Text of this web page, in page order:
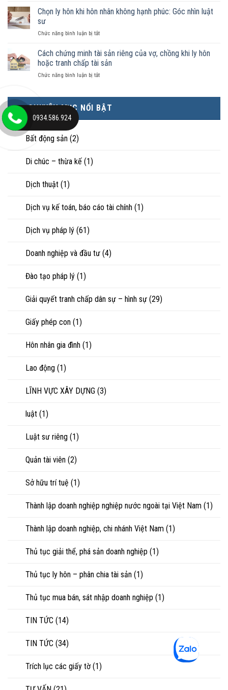
được
công
là
hôn
đăng
hôn
tài
sản
như
nào?
phải
điều
kinh
tế
hơn
trực
tiếp
nuôi
Chọn ly hôn khi hôn nhân không hạnh phúc: Góc nhìn luật
sư
Chức năng bình luận bị tắtở
ly
hôn
khi
hôn
hạnh
phúc:
Góc
Cách chứng minh tài sản riêng của vợ, chồng khi ly hôn
hoặc tranh chấp tài sản
Chức năng bình luận bị tắtở
tài
chấp
CHUYÊN MỤC NỔI BẬT
Bất động sản (2)
Di chúc – thừa kế (1)
Dịch thuật (1)
Dịch vụ kế toán, báo cáo tài chính (1)
Dịch vụ pháp lý (61)
Doanh nghiệp và đầu tư (4)
Đào tạo pháp lý (1)
Giải quyết tranh chấp dân sự – hình sự (29)
Giấy phép con (1)
Hôn nhân gia đình (1)
Lao động (1)
LĨNH VỰC XÂY DỰNG (3)
luật (1)
Luật sư riêng (1)
Quản tài viên (2)
Sở hữu trí tuệ (1)
Thành lập doanh nghiệp nghiệp nước ngoài tại Việt Nam (1)
Thành lập doanh nghiệp, chi nhánh Việt Nam (1)
Thủ tục giải thể, phá sản doanh nghiệp (1)
Thủ tục ly hôn – phân chia tài sản (1)
Thủ tục mua bán, sát nhập doanh nghiệp (1)
TIN TỨC (14)
TIN TỨC (34)
Trích lục các giấy tờ (1)
0934.586.924